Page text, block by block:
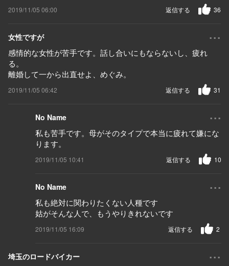
2019/11/05 06:00 36
返信する
女性ですが ...
感情的な女性が苦手です。話し合いにもならないし、疲れ
る。
離婚して一から出直せよ、めぐみ。
2019/11/05 06:42 31
返信する
No Name ...
私も苦手です。母がそのタイプで本当に疲れて嫌にな
ります。
2019/11/05 10:41 10
返信する
No Name ...
私も絶対に関わりたくない人種です
姑がそんな人で、もうやりきれないです
2019/11/05 16:09 2
返信する
埼玉のロードバイカー ...